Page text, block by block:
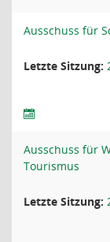
Ausschuss für
Letzte Sitzung:
Ausschuss für
Tourismus
Letzte Sitzung: